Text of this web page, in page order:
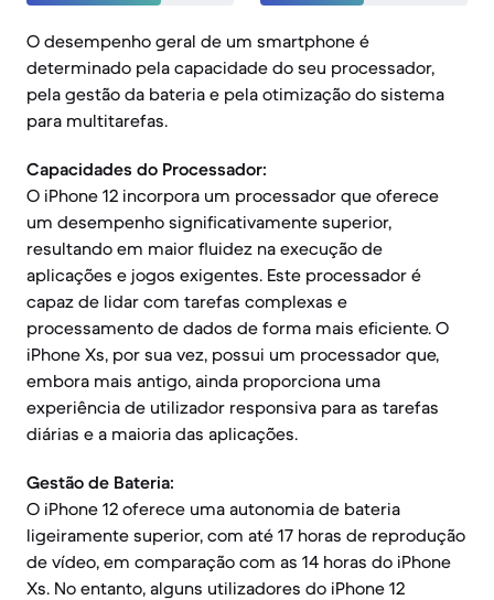
O desempenho geral de um smartphone é
determinado pela capacidade do seu processador,
pela gestão da bateria e pela otimização do sistema
para multitarefas.
Capacidades do Processador:
O iPhone 12 incorpora um processador que oferece
um desempenho significativamente superior,
resultando em maior fluidez na execução de
aplicações e jogos exigentes. Este processador é
capaz de lidar com tarefas complexas e
processamento de dados de forma mais eficiente. O
iPhone Xs, por sua vez, possui um processador que,
embora mais antigo, ainda proporciona uma
experiência de utilizador responsiva para as tarefas
diárias e a maioria das aplicações.
Gestão de Bateria:
O iPhone 12 oferece uma autonomia de bateria
ligeiramente superior, com até 17 horas de reprodução
de vídeo, em comparação com as 14 horas do iPhone
Xs. No entanto, alguns utilizadores do iPhone 12